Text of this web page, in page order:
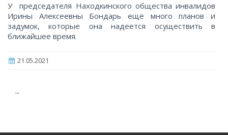
У председателя Находкинского общества инвалидов
Ирины Алексеевны Бондарь ещё много планов и
задумок, которые она надеется осуществить в
ближайшее время.
21.05.2021
→